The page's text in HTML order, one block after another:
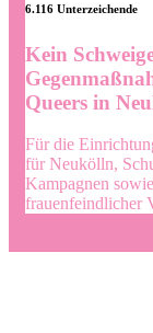
6.116 Unterzeichende
Kein
Queers in
Für die
für Neukölln,
Kampagnen
frauenfeindlicher